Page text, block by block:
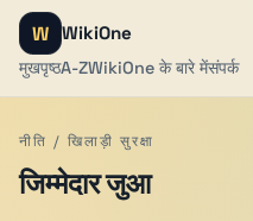
W WikiOne
मुखपृष्ठA-ZWikiOne के बारे मेंसंपर्क
नीति / खिलाड़ी सुरक्षा
जिम्मेदार जुआ